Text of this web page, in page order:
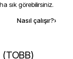
sık görebilirsiniz.
Nasıl çalışır?›